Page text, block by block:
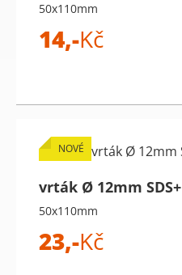
50x110mm
14,-Kč
NOVÉ
vrták Ø 12mm SDS+
50x110mm
23,-Kč